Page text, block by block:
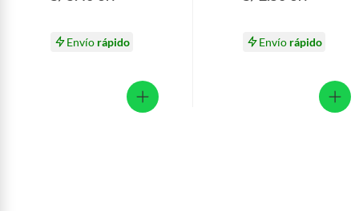
Envío rápido Envío rápido